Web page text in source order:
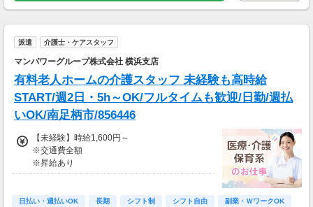
※資格手当あり（時給50円～UP/資格の種類に
よって異なる）
支払方法：日払い・週払い
※日払いも週払いOK（規定あり）
（稼働開始時は手続き完了次第となります）
週払い：金曜日締め最短翌週火曜日にお給料GE
T♪
※交通費：別途全額支給
派遣 介護士・ケアスタッフ
マンパワーグループ株式会社 横浜支店
有料老人ホームの介護スタッフ 未経験も高時給
START/週2日・5h～OK/フルタイムも歓迎/日勤/週払
いOK/南足柄市/856446
【未経験】時給1,600円～
※交通費全額
※昇給あり
◎日勤／未経験の場合
日払い・週払いOK 長期 シフト制 シフト自由
副業・ＷワークOK